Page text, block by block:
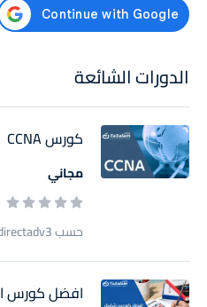
الدورات الشائعة
كورس CCNA
مجاني
حسب directadv3